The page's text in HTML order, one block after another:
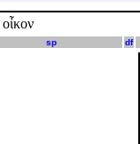
οἶκον
sp df